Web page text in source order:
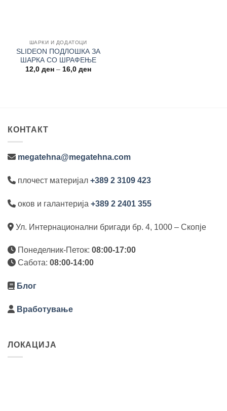
ШАРКИ И ДОДАТОЦИ
SLIDEON ПОДЛОШКА ЗА
ШАРКА СО ШРАФЕЊЕ
12,0 ден – 16,0 денPrice
КОНТАКТ
megatehna@megatehna.com
плочест материјал +389 2 3109 423
оков и галантерија +389 2 2401 355
Ул. Интернационални бригади бр. 4, 1000 – Скопје
Понеделник-Петок: 08:00-17:00
Сабота: 08:00-14:00
Блог
Вработување
ЛОКАЦИЈА